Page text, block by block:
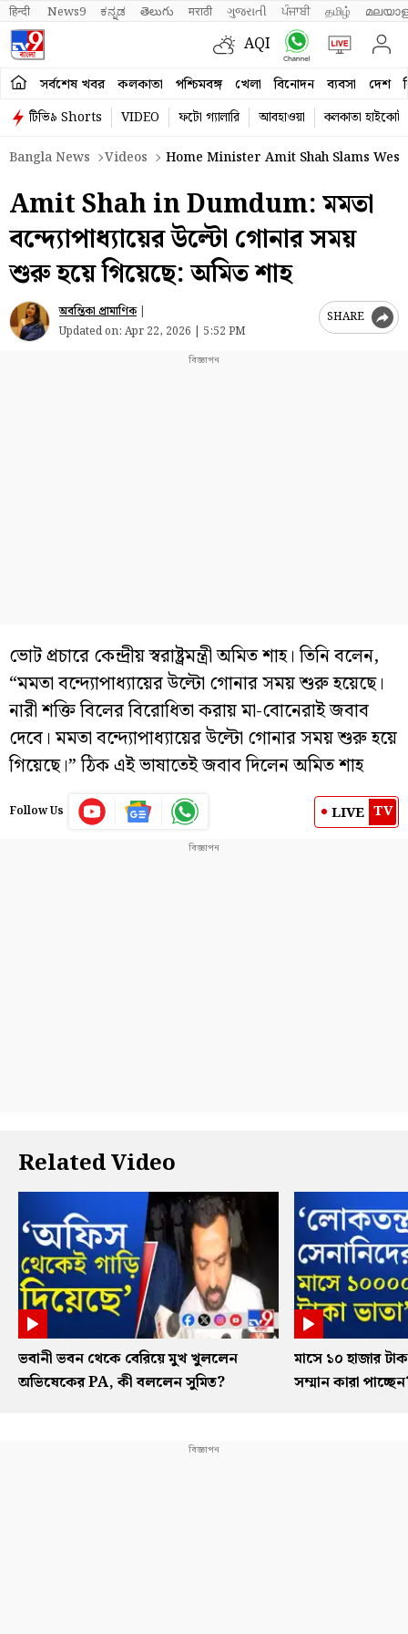
हिन्दी News9 ಕನ್ನಡ తెలుగు मराठी ગુજરાતી ਪੰਜਾਬੀ தமிழ்
AQI
সর্বশেষ খবর কলকাতা পশ্চিমবঙ্গ খেলা বিনোদন ব্যবসা দেশ
টিভি৯ Shorts VIDEO ফটো গ্যালারি আবহাওয়া
কলকাতা হাইকোর্ট
Bangla News
Videos Home Minister Amit Shah Slams
Amit Shah in Dumdum: মমতা
বন্দ্যোপাধ্যায়ের উল্টো গোনার সময়
শুরু হয়ে গিয়েছে: অমিত শাহ
অবন্তিকা প্রামাণিক|
Updated on: Apr 22, 2026 | 5:52 PM
SHARE
ভোট প্রচারে কেন্দ্রীয় স্বরাষ্ট্রমন্ত্রী অমিত শাহ। তিনি বলেন,
“মমতা বন্দ্যোপাধ্যায়ের উল্টো গোনার সময় শুরু হয়েছে।
নারী শক্তি বিলের বিরোধিতা করায় মা-বোনেরাই জবাব
দেবে। মমতা বন্দ্যোপাধ্যায়ের উল্টো গোনার সময় শুরু হয়ে
গিয়েছে।” ঠিক এই ভাষাতেই জবাব দিলেন অমিত শাহ
Follow Us LIVE TV
Related Video
ভবানী ভবন থেকে বেরিয়ে মুখ খুললেন
অভিষেকের PA, কী বললেন সুমিত?
মাসে ১০ হাজার
সম্মান কারা